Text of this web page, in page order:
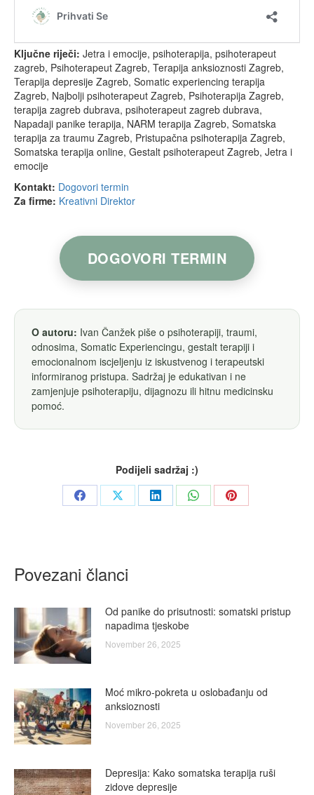
Ključne riječi: Jetra i emocije, psihoterapija, psihoterapeut
zagreb, Psihoterapeut Zagreb, Terapija anksioznosti Zagreb,
Terapija depresije Zagreb, Somatic experiencing terapija
Zagreb, Najbolji psihoterapeut Zagreb, Psihoterapija Zagreb,
terapija zagreb dubrava, psihoterapeut zagreb dubrava,
Napadaji panike terapija, NARM terapija Zagreb, Somatska
terapija za traumu Zagreb, Pristupačna psihoterapija Zagreb,
Somatska terapija online, Gestalt psihoterapeut Zagreb, Jetra i
emocije
Kontakt: Dogovori termin
Za firme: Kreativni Direktor
DOGOVORI TERMIN
O autoru: Ivan Čanžek piše o psihoterapiji, traumi,
odnosima, Somatic Experiencingu, gestalt terapiji i
emocionalnom iscjeljenju iz iskustvenog i terapeutski
informiranog pristupa. Sadržaj je edukativan i ne
zamjenjuje psihoterapiju, dijagnozu ili hitnu medicinsku
pomoć.
Podijeli sadržaj :)
Share Share Share Share Share
Povezani članci
Od panike do prisutnosti: somatski pristup
napadima tjeskobe
November 26, 2025
Moć mikro-pokreta u oslobađanju od
anksioznosti
November 26, 2025
Depresija: Kako somatska terapija ruši
zidove depresije